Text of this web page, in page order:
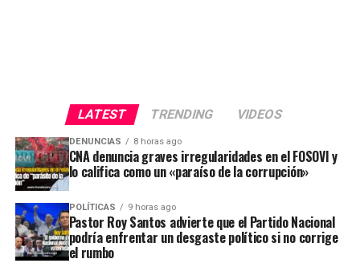
LATEST TRENDING VIDEOS
DENUNCIAS 8 horas ago
CNA denuncia graves irregularidades en el FOSOVI y
lo califica como un «paraíso de la corrupción»
POLÍTICAS 9 horas ago
Pastor Roy Santos advierte que el Partido Nacional
podría enfrentar un desgaste político si no corrige
el rumbo